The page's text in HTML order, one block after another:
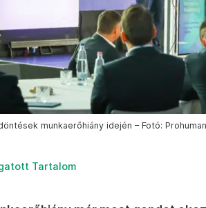
munkaerőhiány idején – Fotó:
Tartalom